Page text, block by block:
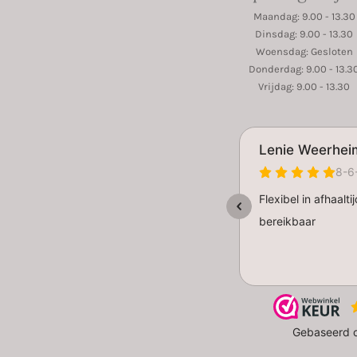
Maandag: 9.00 - 13.30
Dinsdag: 9.00 - 13.30
Woensdag: Gesloten
Donderdag: 9.00 -
Vrijdag: 9.00 - 13.30